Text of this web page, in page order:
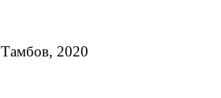
Тамбов, 2020